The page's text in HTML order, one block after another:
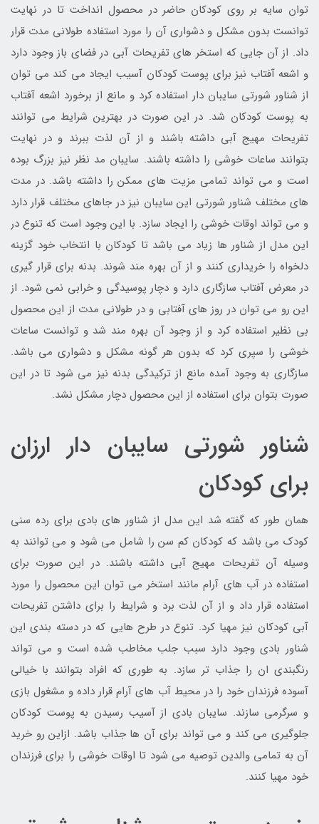
توان سایه بر روی کودکان حاضر در محصول انداخت تا در نهایت
توانست بدون مشکل و دشواری آن را مورد استفاده طولانی مدت قرار
داد. از آن جایی که استخر های تفریحات آبی در فضای باز وجود دارد
و اشعه آفتاب نیز برای پوست کودکان آسیب ایجاد می کند می توان
از شناور شورتی سایبان دار استفاده کرد و مانع از برخورد اشعه آفتاب
به پوست کودکان شد. در این صورت در بهترین شرایط می توانند
تفریحات مهیج آبی داشته باشند و از آن لذت ببرند و در نهایت
بتوانند ساعات خوشی را داشته باشند. سایبان مد نظر نیز بزرگ بوده
است و می تواند تمامی مزیت های ممکن را داشته باشد. در مدت
های مختلف شناور شورتی این سایبان نیز در جاهای مختلف قرار دارد
و می تواند اوقات خوشی را ایجاد سازد. با این وجود است که تنوع در
این مدل از شناور ها زیاد می باشد تا کودکان با انتخاب خود گزینه
دلخواه را خریداری کنند و از آن بهره مند شوند. بدنه برای قرار گیری
در معرض آفتاب سازگاری دارد و دچار پوسیدگی و خرابی نمی شود. از
این رو می توان در روز های آفتابی و در طولانی مدت از این محصول
بی نظیر استفاده کرد و از وجود آن بهره مند شد و توانست ساعات
خوشی را سپری کرد که بدون هر گونه مشکل و دشواری می باشد.
سازگاری به وجود آمده مانع از ترکیدگی بدنه نیز می شود تا در این
صورت بتوان برای استفاده از این محصول دچار مشکل نشد.
شناور شورتی سایبان دار ارزان
برای کودکان
همان طور که گفته شد این مدل از شناور های بادی برای رده سنی
کودک می باشد که کودکان کم سن را شامل می شود و می توانند به
وسیله آن تفریحات مهیج آبی داشته باشند. در این صورت برای
استفاده در آب های آرام مانند استخر می توان این محصول را مورد
استفاده قرار داد و از آن لذت برد و شرایط را برای داشتن تفریحات
آبی کودکان نیز مهیا کرد. تنوع در طرح هایی که در دسته بندی این
شناور بادی وجود دارد سبب جلب مخاطب شده است و می تواند
رنگبندی ان را جذاب تر سازد. به طوری که افراد بتوانند با خیالی
آسوده فرزندان خود را در محیط آب های آرام قرار داده و مشغول بازی
و سرگرمی سازند. سایبان بادی از آسیب رسیدن به پوست کودکان
جلوگیری می کند و می تواند برای آن ها جذاب باشد. ازاین رو خرید
آن به تمامی والدین توصیه می شود تا اوقات خوشی را برای فرزندان
خود مهیا کنند.